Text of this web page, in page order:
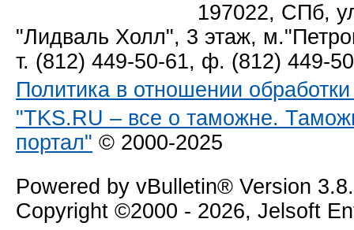
197022, СПб,
"Лидваль Холл", 3 этаж,
т. (812) 449-50-61, ф. (812) 449-
Политика в отношении
"TKS.RU – все о таможне.
портал" © 2000-2025
Powered by vBulletin® Version
Copyright ©2000 - 2026, Jelsoft